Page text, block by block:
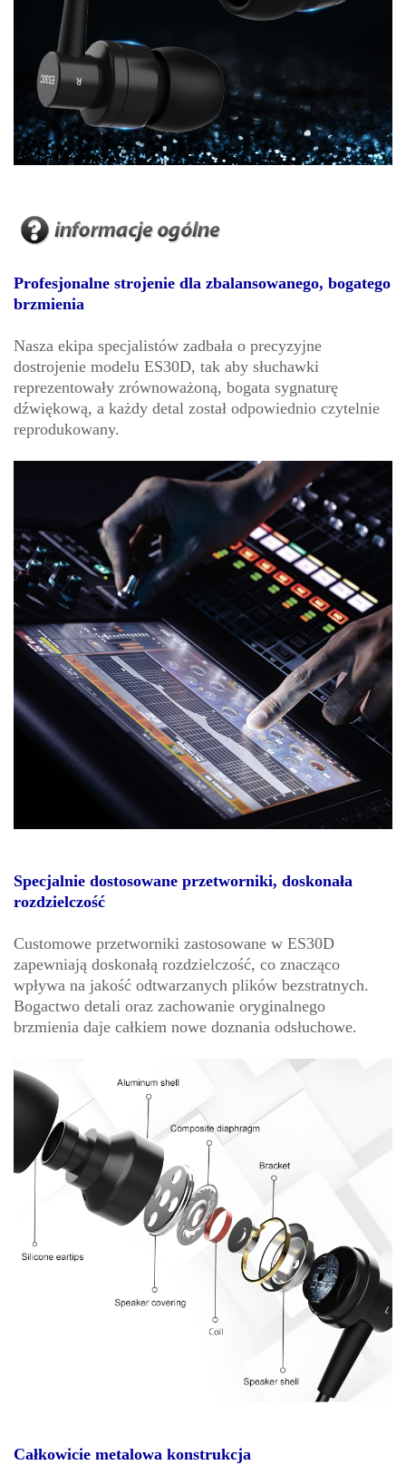
Profesjonalne strojenie dla zbalansowanego, bogatego
brzmienia
Nasza ekipa specjalistów zadbała o precyzyjne
dostrojenie modelu ES30D, tak aby słuchawki
reprezentowały zrównoważoną, bogata sygnaturę
dźwiękową, a każdy detal został odpowiednio czytelnie
reprodukowany.
Specjalnie dostosowane przetworniki, doskonała
rozdzielczość
Customowe przetworniki zastosowane w ES30D
zapewniają doskonałą rozdzielczość, co znacząco
wpływa na jakość odtwarzanych plików bezstratnych.
Bogactwo detali oraz zachowanie oryginalnego
brzmienia daje całkiem nowe doznania odsłuchowe.
Całkowicie metalowa konstrukcja